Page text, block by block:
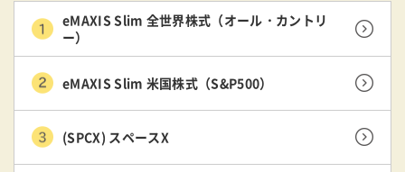
eMAXIS Slim 全世界株式（オール・カントリ
ー）
eMAXIS Slim 米国株式（S&P500）
(SPCX) スペースX